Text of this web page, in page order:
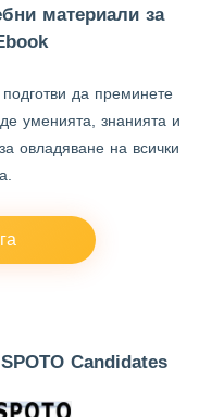
материали за
да преминете
уменията, знанията и
овладяване на всички
Candidates